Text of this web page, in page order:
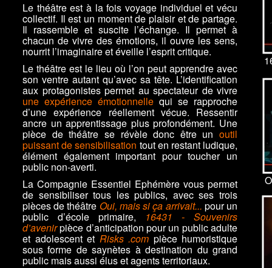
Le théâtre est à la fois voyage individuel et vécu
collectif. Il est un moment de plaisir et de partage.
Il rassemble et suscite l’échange. Il permet à
chacun de vivre des émotions, il ouvre les sens,
nourrit l’imaginaire et éveille l’esprit critique.
Le théâtre est le lieu où l’on peut apprendre avec
son ventre autant qu’avec sa tête. L’identification
aux protagonistes permet au spectateur de vivre
une expérience émotionnelle qui se rapproche
d’une expérience réellement vécue. Ressentir
ancre un apprentissage plus profondément. Une
pièce de théâtre se révèle donc être un outil
puissant de sensibilisation tout en restant ludique,
élément également important pour toucher un
public non-averti.
La Compagnie Essentiel Ephémère vous permet
de sensibiliser tous les publics, avec ses trois
pièces de théâtre Oui, mais si ça arrivait... pour un
public d’école primaire, 16431 - Souvenirs
d’avenirpièce d’anticipation pour un public adulte
et adolescent et Risks .com pièce humoristique
sous forme de saynètes à destination du grand
public mais aussi élus et agents territoriaux.